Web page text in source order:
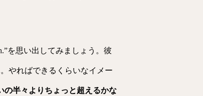
を思い出してみましょう。彼
やればできるくらいなイメー
の半々よりちょっと超えるかな